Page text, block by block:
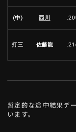
(中) 西川
打三 佐藤龍
暫定的な途中結果デ
います。